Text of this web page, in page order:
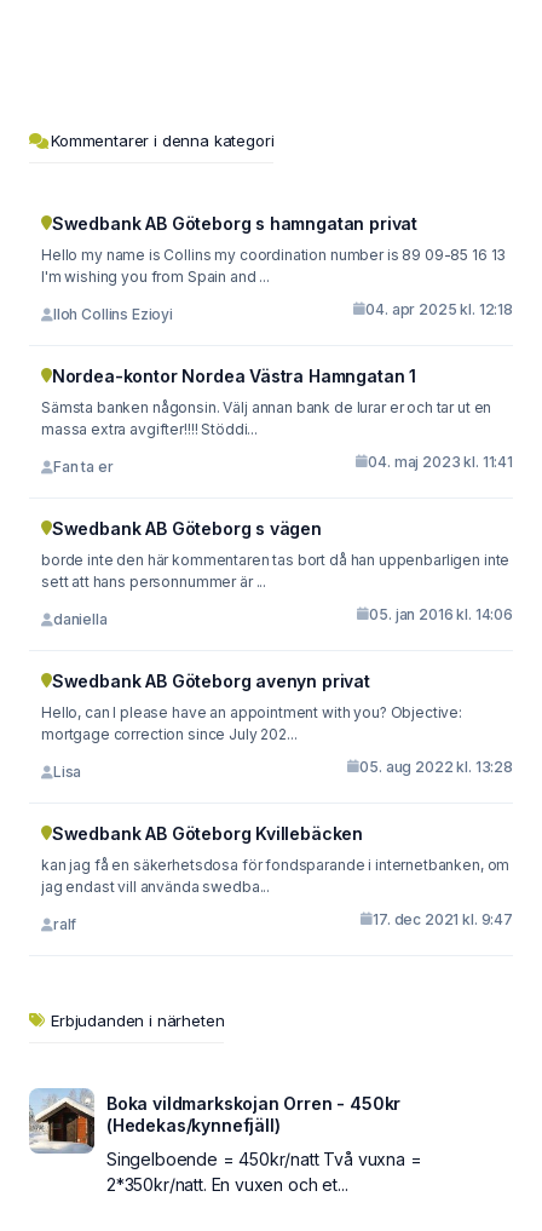
Kommentarer i denna kategori
Swedbank AB Göteborg s hamngatan privat
Hello my name is Collins my coordination number is 89 09-85 16 13
I'm wishing you from Spain and ...
Iloh Collins Ezioyi 04. apr 2025 kl. 12:18
Nordea-kontor Nordea Västra Hamngatan 1
Sämsta banken någonsin. Välj annan bank de lurar er och tar ut en
massa extra avgifter!!!! Stöddi...
Fan ta er 04. maj 2023 kl. 11:41
Swedbank AB Göteborg s vägen
borde inte den här kommentaren tas bort då han uppenbarligen inte
sett att hans personnummer är ...
daniella 05. jan 2016 kl. 14:06
Swedbank AB Göteborg avenyn privat
Hello, can I please have an appointment with you? Objective:
mortgage correction since July 202...
Lisa 05. aug 2022 kl. 13:28
Swedbank AB Göteborg Kvillebäcken
kan jag få en säkerhetsdosa för fondsparande i internetbanken, om
jag endast vill använda swedba...
ralf 17. dec 2021 kl. 9:47
Erbjudanden i närheten
Boka vildmarkskojan Orren - 450kr
(Hedekas/kynnefjäll)
Singelboende = 450kr/natt Två vuxna =
2*350kr/natt. En vuxen och et...